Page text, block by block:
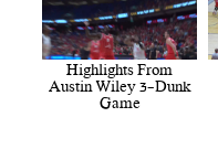
Highlights From
Austin Wiley 3-Dunk
Game